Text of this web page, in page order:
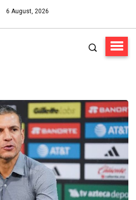
6 August, 2026